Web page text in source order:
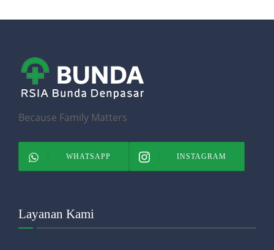
Because Family Matters
WHATSAPP INSTAGRAM
Layanan Kami